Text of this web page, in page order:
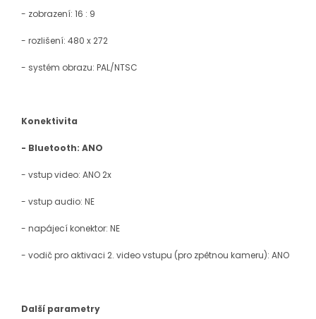
- zobrazení: 16 : 9
- rozlišení: 480 x 272
- systém obrazu: PAL/NTSC
Konektivita
- Bluetooth: ANO
- vstup video: ANO 2x
- vstup audio: NE
- napájecí konektor: NE
- vodič pro aktivaci 2. video vstupu (pro zpětnou kameru): ANO
Další parametry